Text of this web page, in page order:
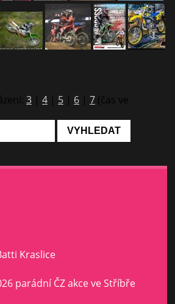
3 | 4 | 5 | 6 | 7 (čas ve
Kraslice
parádní ČZ akce ve Stříbře